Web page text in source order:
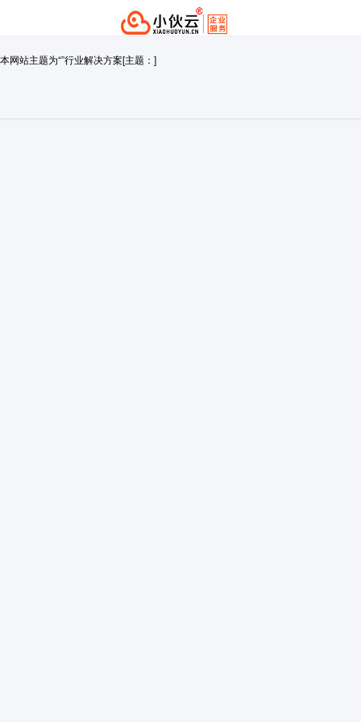
本网站主题为“”行业解决方案[主题：]